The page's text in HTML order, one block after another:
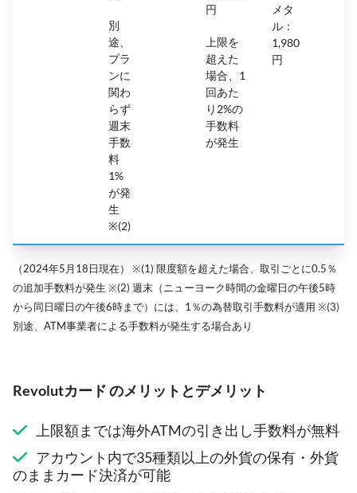
別
途、
プラ
ンに
関わ
らず
週末
手数
料
1%
が発
生
※(2)
円
上限を
超えた
場合、1
回あた
り2%の
手数料
が発生
メタ
ル：
1,980
円
（2024年5月18日現在） ※(1) 限度額を超えた場合、取引ごとに0.5％
の追加手数料が発生 ※(2) 週末（ニューヨーク時間の金曜日の午後5時
から同日曜日の午後6時まで）には、1％の為替取引手数料が適用 ※(3)
別途、ATM事業者による手数料が発生する場合あり
Revolutカード のメリットとデメリット
上限額までは海外ATMの引き出し手数料が無料
アカウント内で35種類以上の外貨の保有・外貨
のままカード決済が可能